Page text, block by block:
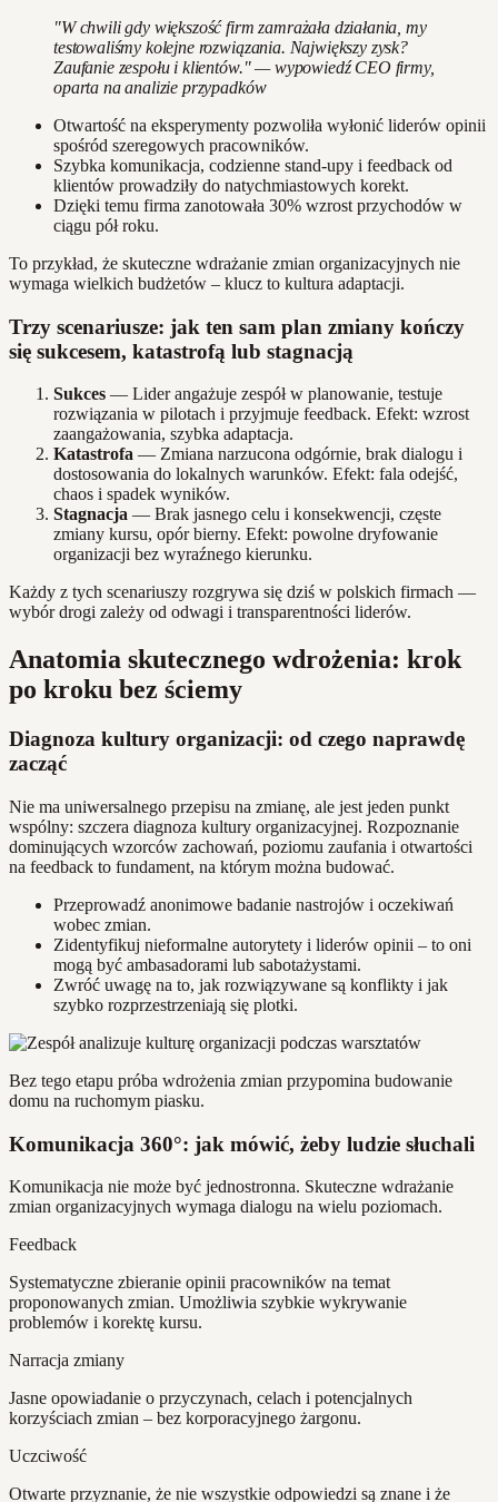
"W chwili gdy większość firm zamrażała działania, my
testowaliśmy kolejne rozwiązania. Największy zysk?
Zaufanie zespołu i klientów." — wypowiedź CEO firmy,
oparta na analizie przypadków
Otwartość na eksperymenty pozwoliła wyłonić liderów opinii
spośród szeregowych pracowników.
Szybka komunikacja, codzienne stand-upy i feedback od
klientów prowadziły do natychmiastowych korekt.
Dzięki temu firma zanotowała 30% wzrost przychodów w
ciągu pół roku.
To przykład, że skuteczne wdrażanie zmian organizacyjnych nie
wymaga wielkich budżetów – klucz to kultura adaptacji.
Trzy scenariusze: jak ten sam plan zmiany kończy
się sukcesem, katastrofą lub stagnacją
Sukces — Lider angażuje zespół w planowanie, testuje
rozwiązania w pilotach i przyjmuje feedback. Efekt: wzrost
zaangażowania, szybka adaptacja.
Katastrofa — Zmiana narzucona odgórnie, brak dialogu i
dostosowania do lokalnych warunków. Efekt: fala odejść,
chaos i spadek wyników.
Stagnacja — Brak jasnego celu i konsekwencji, częste
zmiany kursu, opór bierny. Efekt: powolne dryfowanie
organizacji bez wyraźnego kierunku.
Każdy z tych scenariuszy rozgrywa się dziś w polskich firmach —
wybór drogi zależy od odwagi i transparentności liderów.
Anatomia skutecznego wdrożenia: krok
po kroku bez ściemy
Diagnoza kultury organizacji: od czego naprawdę
zacząć
Nie ma uniwersalnego przepisu na zmianę, ale jest jeden punkt
wspólny: szczera diagnoza kultury organizacyjnej. Rozpoznanie
dominujących wzorców zachowań, poziomu zaufania i otwartości
na feedback to fundament, na którym można budować.
Przeprowadź anonimowe badanie nastrojów i oczekiwań
wobec zmian.
Zidentyfikuj nieformalne autorytety i liderów opinii – to oni
mogą być ambasadorami lub sabotażystami.
Zwróć uwagę na to, jak rozwiązywane są konflikty i jak
szybko rozprzestrzeniają się plotki.
Bez tego etapu próba wdrożenia zmian przypomina budowanie
domu na ruchomym piasku.
Komunikacja 360°: jak mówić, żeby ludzie słuchali
Komunikacja nie może być jednostronna. Skuteczne wdrażanie
zmian organizacyjnych wymaga dialogu na wielu poziomach.
Feedback
Systematyczne zbieranie opinii pracowników na temat
proponowanych zmian. Umożliwia szybkie wykrywanie
problemów i korektę kursu.
Narracja zmiany
Jasne opowiadanie o przyczynach, celach i potencjalnych
korzyściach zmian – bez korporacyjnego żargonu.
Uczciwość
Otwarte przyznanie, że nie wszystkie odpowiedzi są znane i że